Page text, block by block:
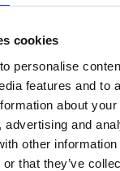
cookies
personalise
features and to
about
advertising and
other information
that they’ve
leicht gemacht
gesamte Angebot